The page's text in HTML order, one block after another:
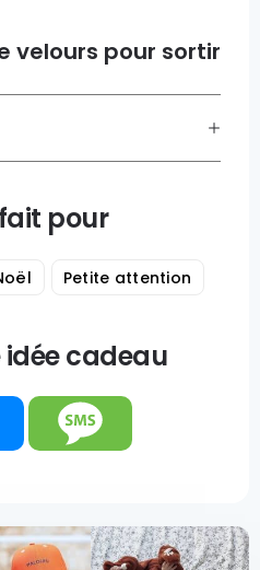
velours pour sortir
pour
Petite attention
cadeau